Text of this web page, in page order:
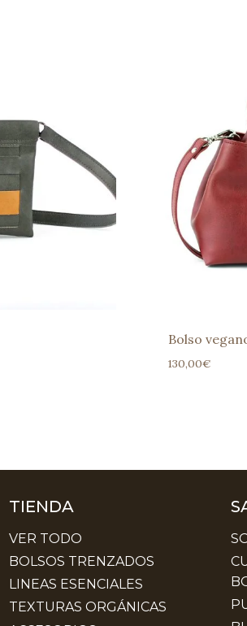
Bolso
130,00€
TIENDA
VER TODO
BOLSOS TRENZADOS
LINEAS ESENCIALES
TEXTURAS ORGÁNICAS